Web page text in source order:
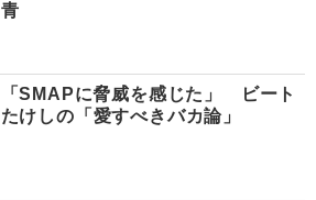
青
「SMAPに脅威を感じた」 ビート
たけしの「愛すべきバカ論」